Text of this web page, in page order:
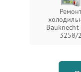
Bauknecht
3258/2